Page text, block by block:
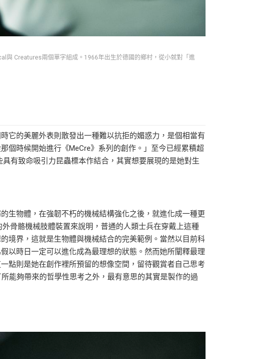
與 Creatures兩個單字組成。1966年出生於德國的鄉村，從小就對「進
它的美麗外表則散發出一種難以抗拒的媚惑力，是個相當有
個時候開始進行《MeCre》系列的創作。」至今已經累積超
有致命吸引力昆蟲標本作結合，其實想要展現的是她對生
生物體，在強韌不朽的機械結構強化之後，就進化成一種更
骨骼機械肢體裝置來說明，普通的人類士兵在穿戴上這種
境界，這就是生物體與機械結合的完美範例。當然以目前科
以時日一定可以進化成為最理想的狀態。然而她所闡釋最理
點則是她在創作裡所預留的想像空間，留待觀賞者自己思考
能夠帶來的哲學性思考之外，最有意思的其實是製作的過